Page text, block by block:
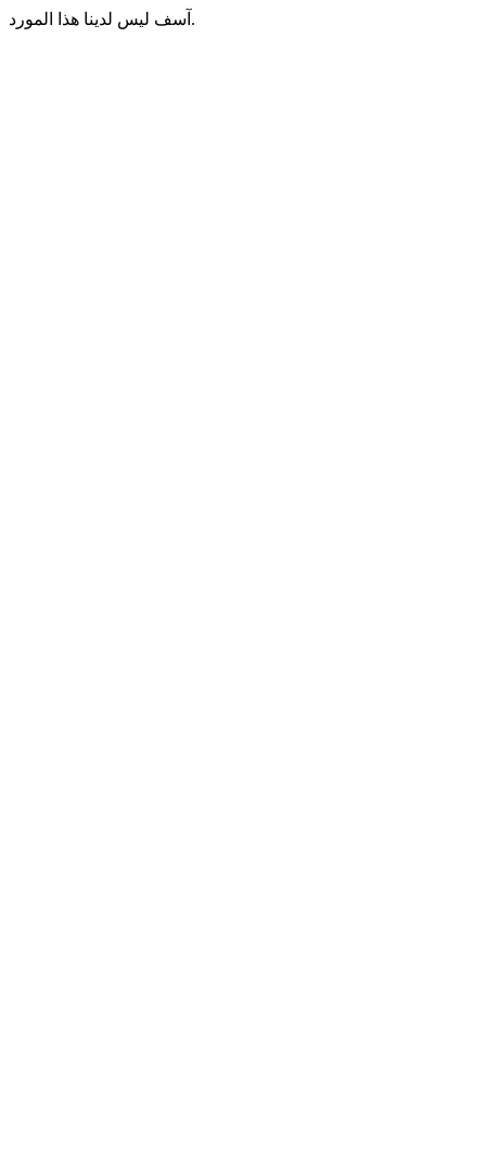
آسف ليس لدينا هذا المورد.